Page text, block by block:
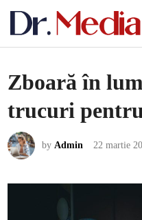
Zboară în
trucuri
byAdmin 22 martie